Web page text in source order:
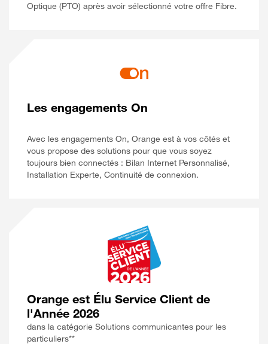
Optique (PTO) après avoir sélectionné votre offre Fibre.
Les engagements On
Avec les engagements On, Orange est à vos côtés et
vous propose des solutions pour que vous soyez
toujours bien connectés : Bilan Internet Personnalisé,
Installation Experte, Continuité de connexion.
Orange est Élu Service Client de
l'Année 2026
dans la catégorie Solutions communicantes pour les
particuliers**